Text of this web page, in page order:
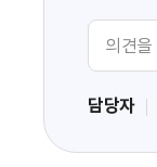
력
담당자